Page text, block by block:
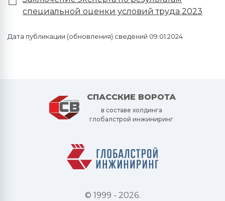
специальной оценки условий труда 2023
Дата публикации (обновления) сведений 09.01.2024
СПАССКИЕ ВОРОТА
в составе холдинга
глобалстрой инжиниринг
© 1999 - 2026.